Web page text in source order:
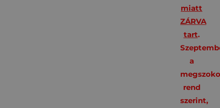
miatt
ZÁRVA
tart.
a
rend
szerint,